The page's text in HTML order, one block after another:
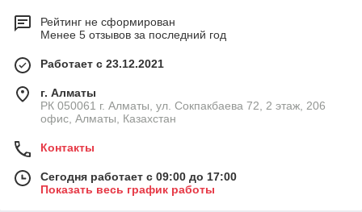
Рейтинг не сформирован
Менее 5 отзывов за последний год
Работает с 23.12.2021
г. Алматы
РК 050061 г. Алматы, ул. Сокпакбаева 72, 2 этаж, 206
офис, Алматы, Казахстан
Контакты
Сегодня работает с 09:00 до 17:00
Показать весь график работы